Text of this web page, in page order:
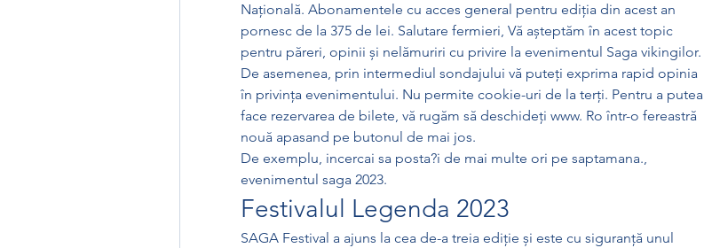
Naţională. Abonamentele cu acces general pentru ediţia din acest an
pornesc de la 375 de lei. Salutare fermieri, Vă așteptăm în acest topic
pentru păreri, opinii și nelămuriri cu privire la evenimentul Saga vikingilor.
De asemenea, prin intermediul sondajului vă puteți exprima rapid opinia
în privința evenimentului. Nu permite cookie-uri de la terți. Pentru a putea
face rezervarea de bilete, vă rugăm să deschideți www. Ro într-o fereastră
nouă apasand pe butonul de mai jos.
De exemplu, incercai sa posta?i de mai multe ori pe saptamana.,
evenimentul saga 2023.
Festivalul Legenda 2023
SAGA Festival a ajuns la cea de-a treia ediție și este cu siguranță unul